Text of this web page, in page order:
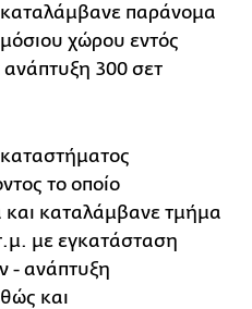
καταλάμβανε παράνομα
χώρου εντός
ανάπτυξη 300 σετ
το οποίο
καταλάμβανε τμήμα
με εγκατάσταση
- ανάπτυξη
και